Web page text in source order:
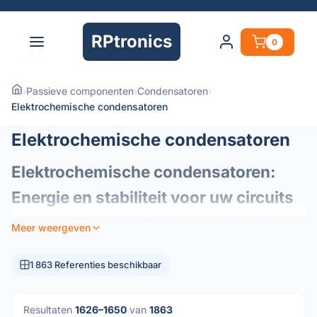
RPtronics 0
›Passieve componenten›Condensatoren›
Elektrochemische condensatoren
Elektrochemische condensatoren
Elektrochemische condensatoren:
Energie en stabiliteit voor uw circuits
zijn essentiële elementen van de moderne elektronica en
ontworpen om een ​​hoge capaciteitsdichtheid te bieden in
voor energiebeheer en signaalstabilisatie.
Meer weergeven
1 863 Referenties beschikbaar
Resultaten 1626–1650 van 1863